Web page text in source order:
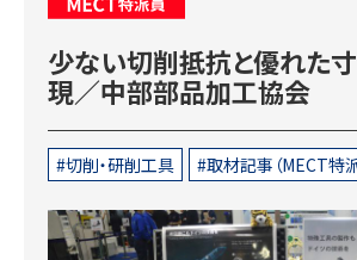
少ない切削抵抗と優れた
現／中部部品加工協会
切削・研削工具 取材記事（MECT特派